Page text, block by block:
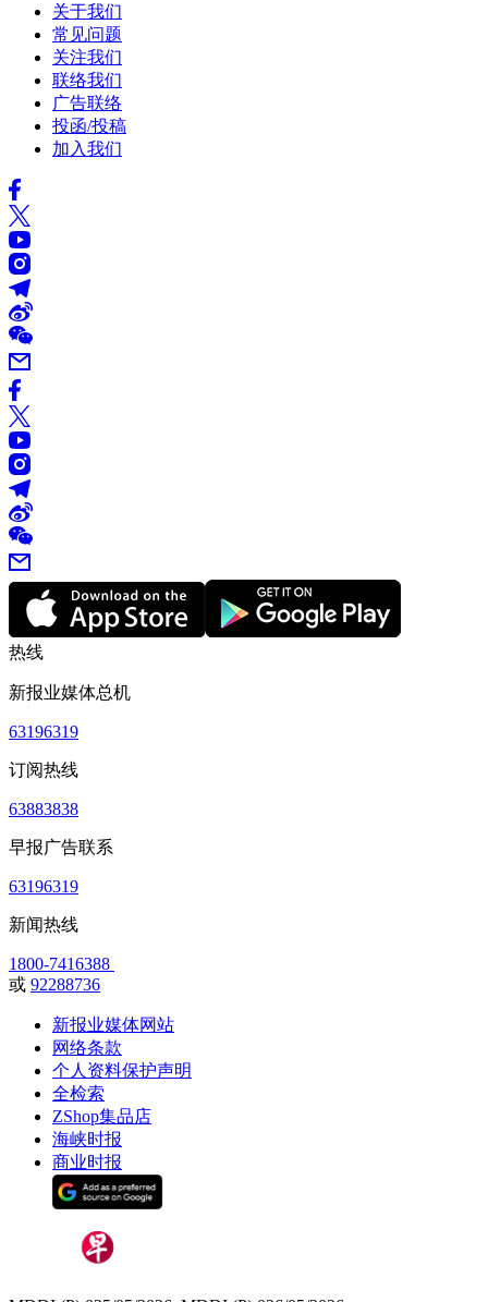
关于我们
常见问题
关注我们
联络我们
广告联络
投函/投稿
加入我们
热线
新报业媒体总机
63196319
订阅热线
63883838
早报广告联系
63196319
新闻热线
1800-7416388
或 92288736
新报业媒体网站
网络条款
个人资料保护声明
全检索
ZShop集品店
海峡时报
商业时报